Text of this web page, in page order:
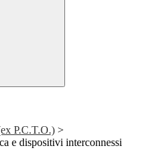
P.C.T.O.) >
e dispositivi interconnessi